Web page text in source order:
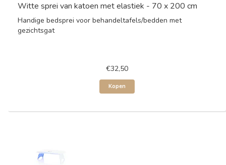
Witte sprei van katoen met elastiek - 70 x 200 cm
Handige bedsprei voor behandeltafels/bedden met
gezichtsgat
€32,50
Kopen